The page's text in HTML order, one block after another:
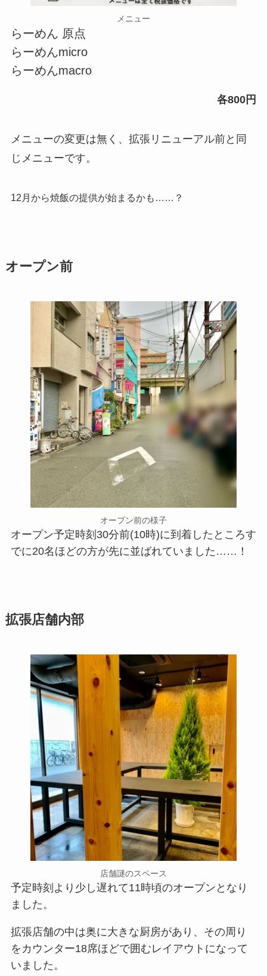
メニュー
らーめん 原点
らーめんmicro
らーめんmacro
各800円
メニューの変更は無く、拡張リニューアル前と同
じメニューです。
12月から焼飯の提供が始まるかも……？
オープン前
オープン前の様子
オープン予定時刻30分前(10時)に到着したところす
でに20名ほどの方が先に並ばれていました……！
拡張店舗内部
店舗謎のスペース
予定時刻より少し遅れて11時頃のオープンとなり
ました。
拡張店舗の中は奥に大きな厨房があり、その周り
をカウンター18席ほどで囲むレイアウトになって
いました。